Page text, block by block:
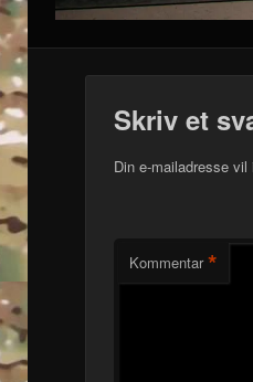
Skriv et
Din e-mailadresse
Kommentar *